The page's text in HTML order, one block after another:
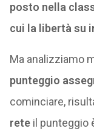
posto nella
cui la libertà su
Ma analizziamo
punteggio
cominciare,
reteil punteggio